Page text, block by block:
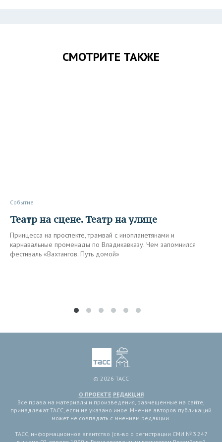
СМОТРИТЕ ТАКЖЕ
Событие
Театр на сцене. Театр на улице
Принцесса на проспекте, трамвай с инопланетянами и
карнавальные променады по Владикавказу. Чем запомнился
фестиваль «Вахтангов. Путь домой»
© 2026 ТАСС
О ПРОЕКТЕ РЕДАКЦИЯ
Все права на материалы и произведения, размещенные на сайте,
принадлежат ТАСС, если не указано иное. Мнение авторов публикаций
может не совпадать с мнением редакции.
ТАСС, информационное агентство (св-во о регистрации СМИ № 3 247